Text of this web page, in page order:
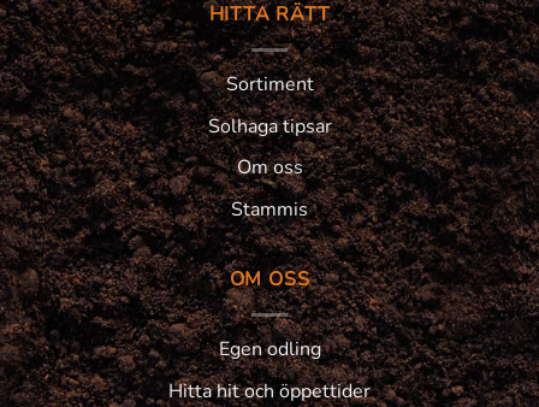
HITTA RÄTT
Sortiment
Solhaga tipsar
Om oss
Stammis
OM OSS
Egen odling
Hitta hit och öppettider